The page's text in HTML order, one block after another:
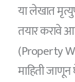
या लेखात
तयार करावे
(Property
माहिती